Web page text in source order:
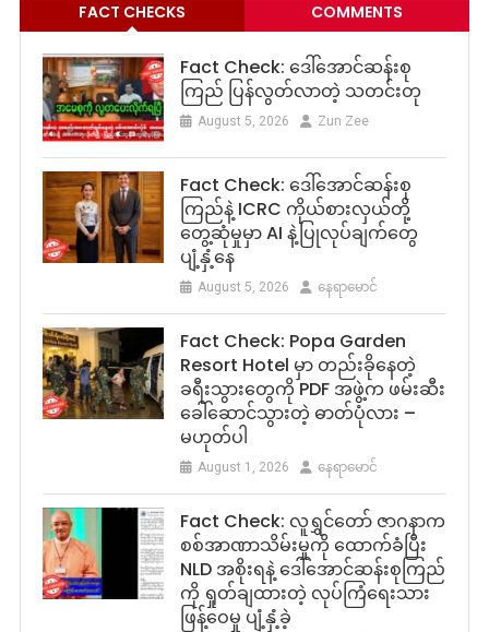
FACT CHECKS COMMENTS
Fact Check: ဒေါ်အောင်ဆန်းစု
ကြည် ပြန်လွတ်လာတဲ့ သတင်းတု
August 5, 2026 Zun Zee
Fact Check: ဒေါ်အောင်ဆန်းစု
ကြည်နဲ့ ICRC ကိုယ်စားလှယ်တို့
တွေ့ဆုံမှုမှာ AI နဲ့ပြုလုပ်ချက်တွေ
ပျံ့နှံ့နေ
August 5, 2026 နေရာမောင်
Fact Check: Popa Garden
Resort Hotel မှာ တည်းခိုနေတဲ့
ခရီးသွားတွေကို PDF အဖွဲ့က ဖမ်းဆီး
ခေါ်ဆောင်သွားတဲ့ ဓာတ်ပုံလား –
မဟုတ်ပါ
August 1, 2026 နေရာမောင်
Fact Check: လူရွှင်တော် ဇာဂနာက
စစ်အာဏာသိမ်းမှုကို ထောက်ခံပြီး
NLD အစိုးရနဲ့ ဒေါ်အောင်ဆန်းစုကြည်
ကို ရှုတ်ချထားတဲ့ လုပ်ကြံရေးသား
ဖြန့်ဝေမှု ပျံ့နှံ့ခဲ့